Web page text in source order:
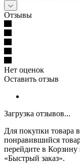
Отзывы
Нет оценок
Оставить отзыв
Загрузка отзывов...
Для покупки товара
понравившийся
перейдите в
«Быстрый заказ».